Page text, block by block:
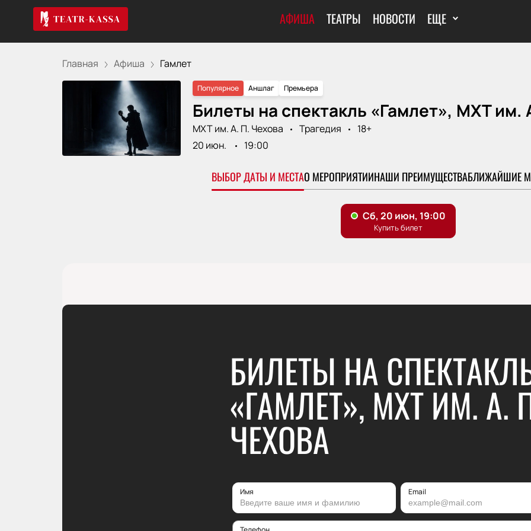
АФИША ТЕАТРЫ НОВОСТИ ЕЩЕ
Главная Афиша Гамлет
Популярное Аншлаг Премьера
Билеты на спектакль «Гамлет», МХТ им.
МХТ им. А. П. Чехова Трагедия
18+
20 июн.
19:00
ВЫБОР ДАТЫ И МЕСТАО МЕРОПРИЯТИИНАШИ ПРЕИМУЩЕСТВАБЛИЖАЙШИЕ
БИЛЕТЫ НА
«ГАМЛЕТ», МХТ ИМ. А.
ЧЕХОВА
Имя Email